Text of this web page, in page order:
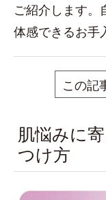
ご紹介します。
体感できるお手
この記
肌悩みに
つけ方